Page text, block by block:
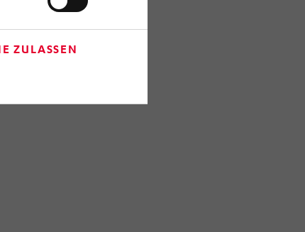
am unteren
auf „Einwilligung
Einstellungen
ZULASSEN